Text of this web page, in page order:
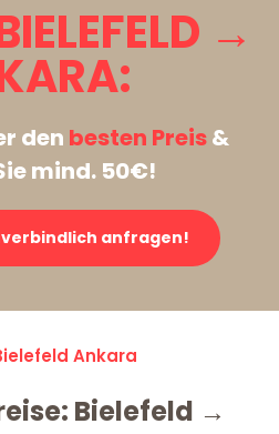
→
den besten Preis&
mind. 50€!
anfragen!
Ankara
Bielefeld →